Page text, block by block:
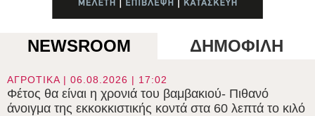
NEWSROOM ΔΗΜΟΦΙΛΗ
ΑΓΡΟΤΙΚΑ | 06.08.2026 | 17:02
Φέτος θα είναι η χρονιά του βαμβακιού- Πιθανό
άνοιγμα της εκκοκκιστικής κοντά στα 60 λεπτά το κιλό